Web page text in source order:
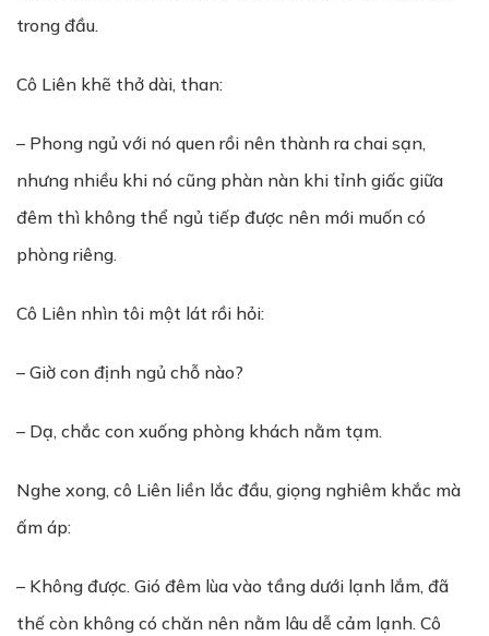
trong đầu.
Cô Liên khẽ thở dài, than:
– Phong ngủ với nó quen rồi nên thành ra chai sạn,
nhưng nhiều khi nó cũng phàn nàn khi tỉnh giấc giữa
đêm thì không thể ngủ tiếp được nên mới muốn có
phòng riêng.
Cô Liên nhìn tôi một lát rồi hỏi:
– Giờ con định ngủ chỗ nào?
– Dạ, chắc con xuống phòng khách nằm tạm.
Nghe xong, cô Liên liền lắc đầu, giọng nghiêm khắc mà
ấm áp:
– Không được. Gió đêm lùa vào tầng dưới lạnh lắm, đã
thế còn không có chăn nên nằm lâu dễ cảm lạnh. Cô